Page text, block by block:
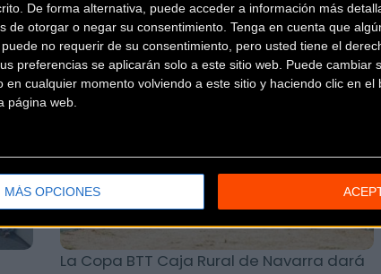
De forma alternativa, puede acceder a información más
de otorgar o negar su consentimiento. Tenga en cuenta que
no requerir de su consentimiento, pero usted tiene el
preferencias se aplicarán solo a este sitio web. Puede cambiar
en cualquier momento volviendo a este sitio y haciendo clic en el
página web.
MÁS OPCIONES
arrancará en Candeleda este próximo
fin de semana
MTB
La Copa BTT Caja Rural de Navarra dará